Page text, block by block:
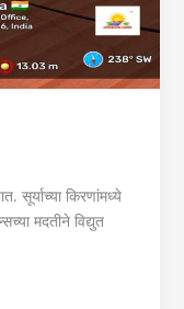
सूर्याच्या किरणांमध्ये
मदतीने विद्युत